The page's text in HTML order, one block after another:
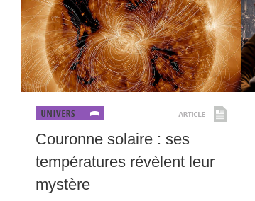
Couronne solaire : ses
températures révèlent leur
mystère